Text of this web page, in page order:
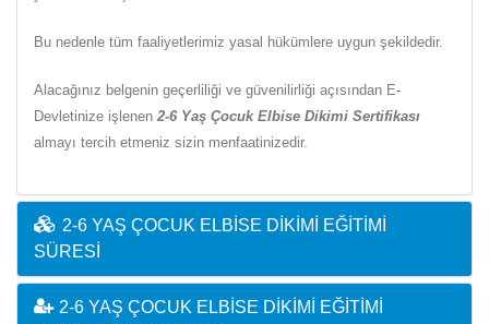
Bu nedenle tüm faaliyetlerimiz yasal hükümlere uygun şekildedir.
Alacağınız belgenin geçerliliği ve güvenilirliği açısından E-
Devletinize işlenen 2-6 Yaş Çocuk Elbise Dikimi Sertifikası
almayı tercih etmeniz sizin menfaatinizedir.
2-6 YAŞ ÇOCUK ELBISE DIKIMI EĞITIMI
SÜRESI
2-6 YAŞ ÇOCUK ELBISE DIKIMI EĞITIMI